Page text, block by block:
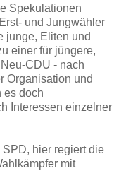
Spekulationen
und Jungwähler
junge, Eliten und
einer für jüngere,
CDU - nach
Organisation und
es doch
Interessen einzelner
hier regiert die
mit